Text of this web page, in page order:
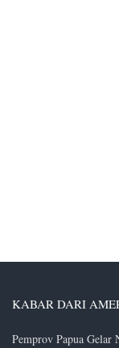
KABAR DARI
Pemprov Papua Gelar